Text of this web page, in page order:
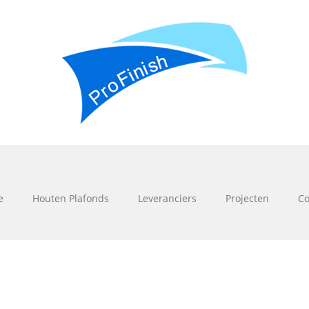
Houten Plafonds Leveranciers Projecten